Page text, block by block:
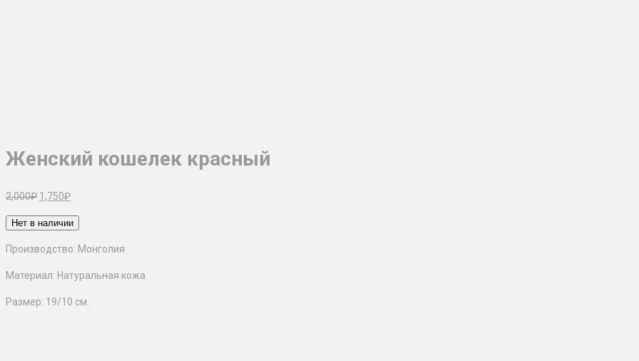
Женский кошелек красный
2,000₽ Первоначальная
составляла
2,000₽.
1,750₽Текущая
1,750₽.
Нет в наличии
Производство: Монголия
Материал: Натуральная кожа
Размер: 19/10 см.